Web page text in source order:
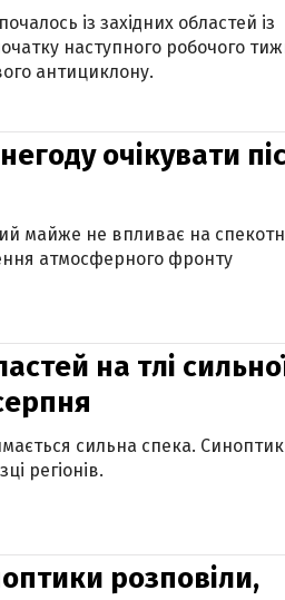
із західних областей із
наступного робочого
антициклону.
очікувати
майже не впливає на
атмосферного фронту
на тлі
сильна спека.
регіонів.
розповіли,